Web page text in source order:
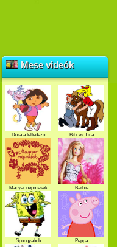
Mese videók
Dóra a felfedező Bibi és Tina
Magyar népmesék Barbie
Spongyabob Peppa